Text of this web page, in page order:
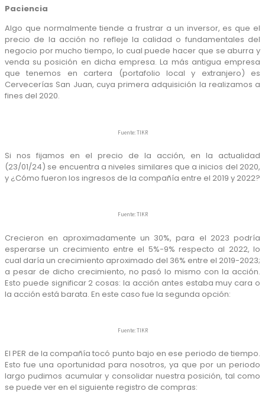
Paciencia
Algo que normalmente tiende a frustrar a un inversor, es que el
precio de la acción no refleje la calidad o fundamentales del
negocio por mucho tiempo, lo cual puede hacer que se aburra y
venda su posición en dicha empresa. La más antigua empresa
que tenemos en cartera (portafolio local y extranjero) es
Cervecerías San Juan, cuya primera adquisición la realizamos a
fines del 2020.
Fuente: TIKR
Si nos fijamos en el precio de la acción, en la actualidad
(23/01/24) se encuentra a niveles similares que a inicios del 2020,
y ¿Cómo fueron los ingresos de la compañía entre el 2019 y 2022?
Fuente: TIKR
Crecieron en aproximadamente un 30%, para el 2023 podría
esperarse un crecimiento entre el 5%-9% respecto al 2022, lo
cual daría un crecimiento aproximado del 36% entre el 2019-2023;
a pesar de dicho crecimiento, no pasó lo mismo con la acción.
Esto puede significar 2 cosas: la acción antes estaba muy cara o
la acción está barata. En este caso fue la segunda opción:
Fuente: TIKR
El PER de la compañía tocó punto bajo en ese periodo de tiempo.
Esto fue una oportunidad para nosotros, ya que por un periodo
largo pudimos acumular y consolidar nuestra posición, tal como
se puede ver en el siguiente registro de compras: